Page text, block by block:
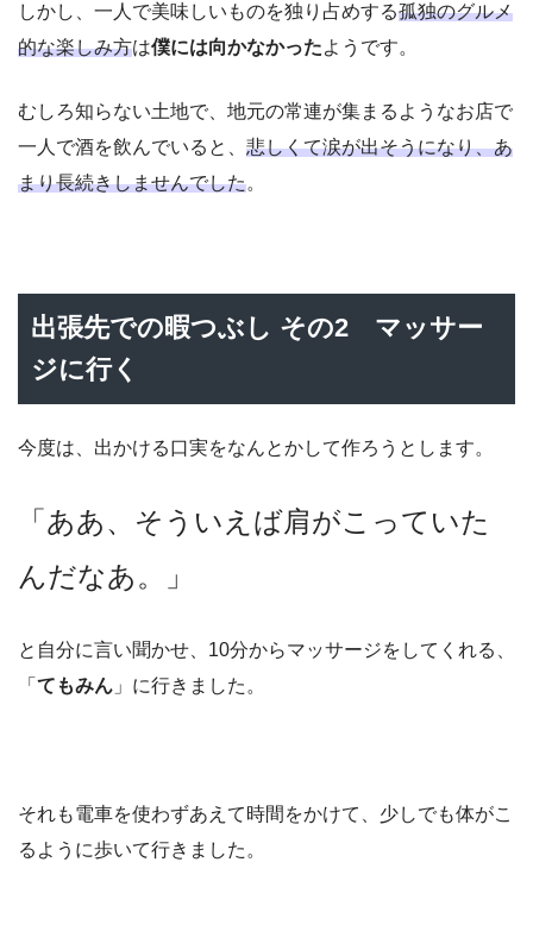
しかし、一人で美味しいものを独り占めする孤独のグルメ
的な楽しみ方は僕には向かなかったようです。
むしろ知らない土地で、地元の常連が集まるようなお店で
一人で酒を飲んでいると、 悲しくて涙が出そうになり、あ
まり長続きしませんでした。
出張先での暇つぶし その2 マッサー
ジに行く
今度は、出かける口実をなんとかして作ろうとします。
「ああ、そういえば肩がこっていた
んだなあ。」
と自分に言い聞かせ、10分からマッサージをしてくれる、
「 てもみん 」に行きました。
それも電車を使わずあえて時間をかけて、少しでも体がこ
るように歩いて行きました。